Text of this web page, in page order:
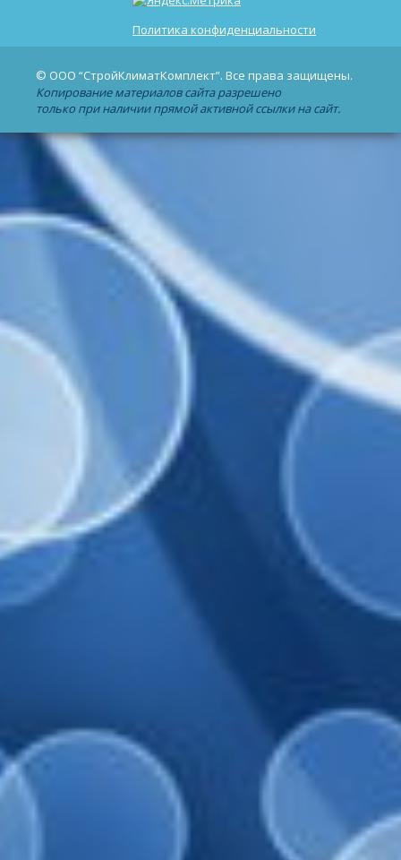
Политика конфиденциальности
© ООО “СтройКлиматКомплект”. Все права защищены.
Копирование материалов сайта разрешено
только при наличии прямой активной ссылки на сайт.